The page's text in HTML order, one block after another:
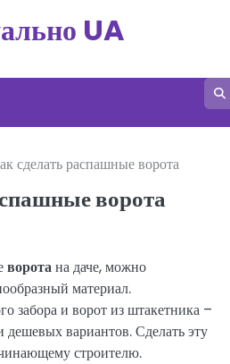
UA
сделать распашные ворота
ворота
воротана даче, можно
материал.
забора и ворот из штакетника –
вариантов. Сделать эту
строителю.